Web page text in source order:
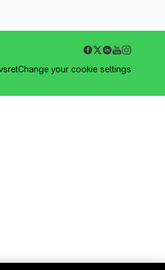
Change your cookie settings